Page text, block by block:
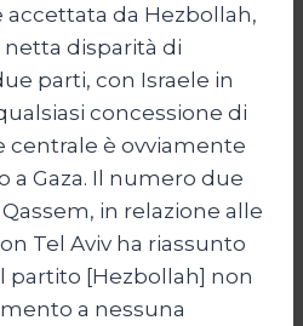
accettata da Hezbollah,
disparità di
parti, con Israele in
concessione di
centrale è ovviamente
a Gaza. Il numero due
in relazione alle
Tel Aviv ha riassunto
partito [Hezbollah] non
a nessuna